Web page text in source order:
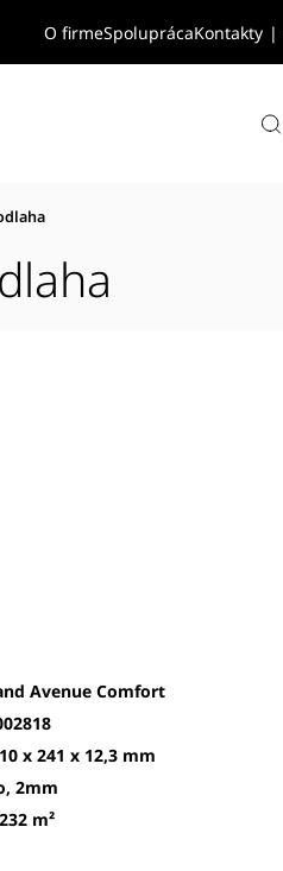
O firmeSpoluprácaKontakty |
Avenue Comfort
x 241 x 12,3 mm
2mm
m²